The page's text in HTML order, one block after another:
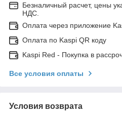
Безналичный расчет, цены
НДС.
Оплата через приложение
Оплата по Kaspi QR коду
Kaspi Red - Покупка в
Все условия оплаты
Условия возврата